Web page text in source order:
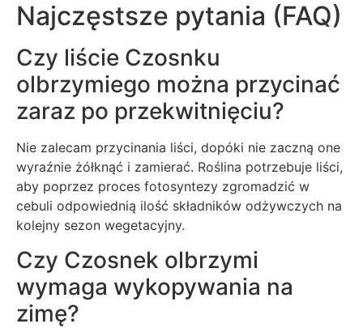
Najczęstsze pytania (FAQ)
Czy liście Czosnku
olbrzymiego można przycinać
zaraz po przekwitnięciu?
Nie zalecam przycinania liści, dopóki nie zaczną one
wyraźnie żółknąć i zamierać. Roślina potrzebuje liści,
aby poprzez proces fotosyntezy zgromadzić w
cebuli odpowiednią ilość składników odżywczych na
kolejny sezon wegetacyjny.
Czy Czosnek olbrzymi
wymaga wykopywania na
zimę?